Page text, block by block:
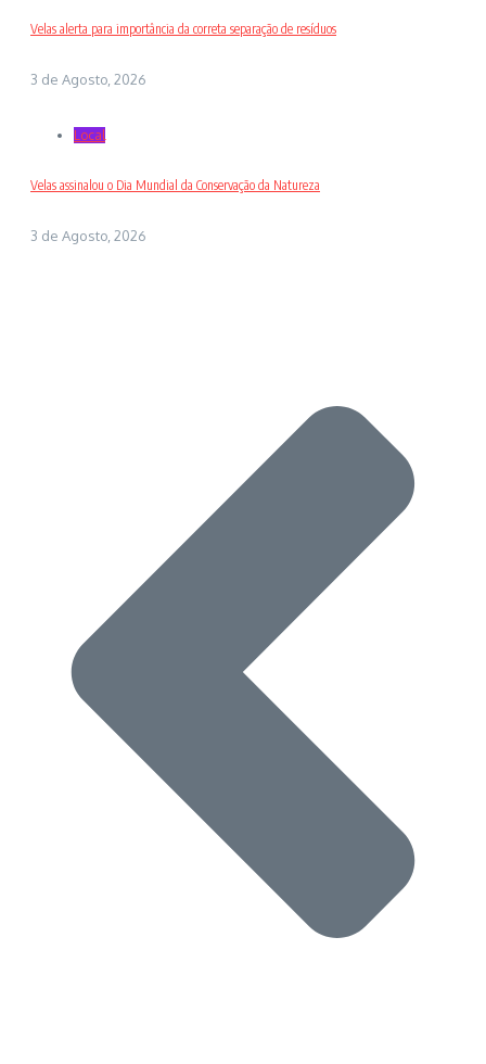
Velas alerta para importância da correta separação de resíduos
3 de Agosto, 2026
Local
Velas assinalou o Dia Mundial da Conservação da Natureza
3 de Agosto, 2026